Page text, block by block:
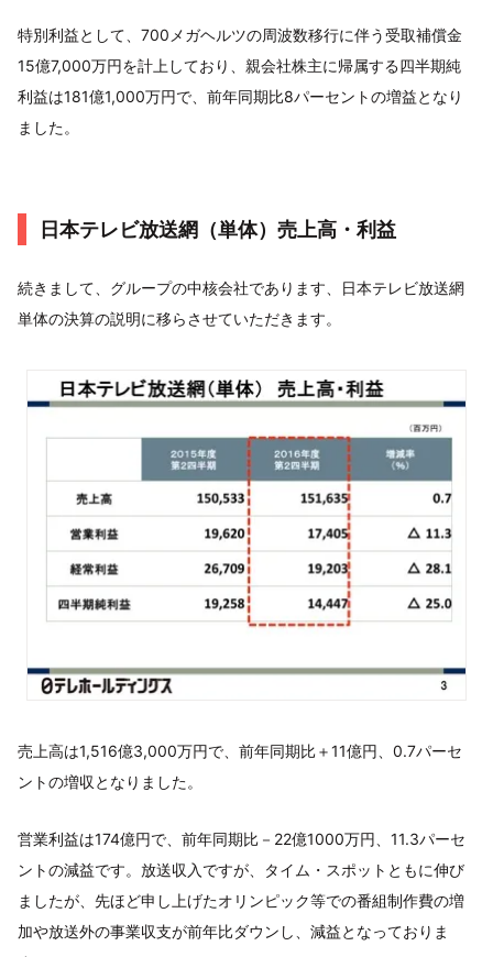
特別利益として、700メガヘルツの周波数移行に伴う受取補償金
15億7,000万円を計上しており、親会社株主に帰属する四半期純
利益は181億1,000万円で、前年同期比8パーセントの増益となり
ました。
日本テレビ放送網（単体）売上高・利益
続きまして、グループの中核会社であります、日本テレビ放送網
単体の決算の説明に移らさせていただきます。
売上高は1,516億3,000万円で、前年同期比＋11億円、0.7パーセ
ントの増収となりました。
営業利益は174億円で、前年同期比－22億1000万円、11.3パーセ
ントの減益です。放送収入ですが、タイム・スポットともに伸び
ましたが、先ほど申し上げたオリンピック等での番組制作費の増
加や放送外の事業収支が前年比ダウンし、減益となっておりま